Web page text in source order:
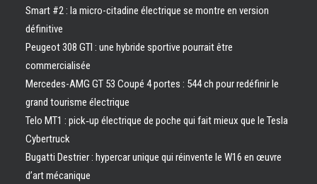
Smart #2 : la micro-citadine électrique se montre en version
définitive
Peugeot 308 GTI : une hybride sportive pourrait être
commercialisée
Mercedes-AMG GT 53 Coupé 4 portes : 544 ch pour redéfinir le
grand tourisme électrique
Telo MT1 : pick‑up électrique de poche qui fait mieux que le Tesla
Cybertruck
Bugatti Destrier : hypercar unique qui réinvente le W16 en œuvre
d’art mécanique